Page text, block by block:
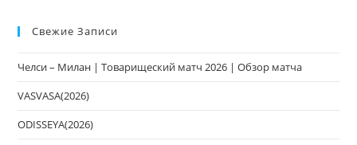
Свежие Записи
Челси – Милан | Товарищеский матч 2026 | Обзор матча
VASVASA(2026)
ODISSEYA(2026)